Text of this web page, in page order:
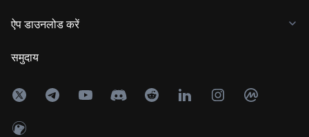
ऐप डाउनलोड करें
समुदाय